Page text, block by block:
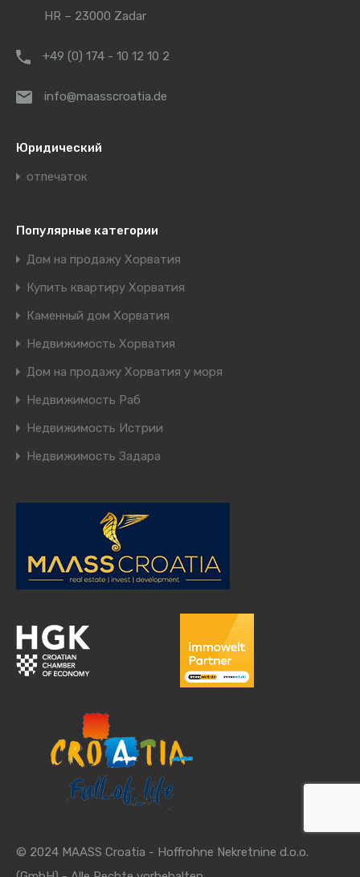
HR – 23000 Zadar
+49 (0) 174 - 10 12 10 2
info@maasscroatia.de
Юридический
отпечаток
Популярные категории
Дом на продажу Хорватия
Купить квартиру Хорватия
Каменный дом Хорватия
Недвижимость Хорватия
Дом на продажу Хорватия у моря
Недвижимость Раб
Недвижимость Истрии
Недвижимость Задара
© 2024 MAASS Croatia - Hoffrohne Nekretnine d.o.o.